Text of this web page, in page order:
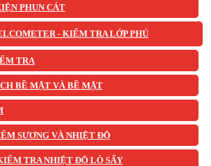
PHUN CÁT
- KIỂM TRA LỚP PHỦ
TRA
BỀ MẶT VÀ BỀ MẶT
SƯƠNG VÀ NHIỆT ĐỘ
TRA NHIỆT ĐỘ LÒ SẤY